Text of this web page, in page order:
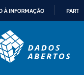
À INFORMAÇÃO